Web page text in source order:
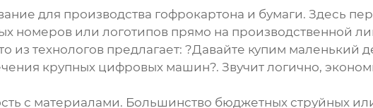
для производства гофрокартона и бумаги. Здесь
номеров или логотипов прямо на производственной
из технологов предлагает: ?Давайте купим маленький
крупных цифровых машин?. Звучит логично,
с материалами. Большинство бюджетных струйных